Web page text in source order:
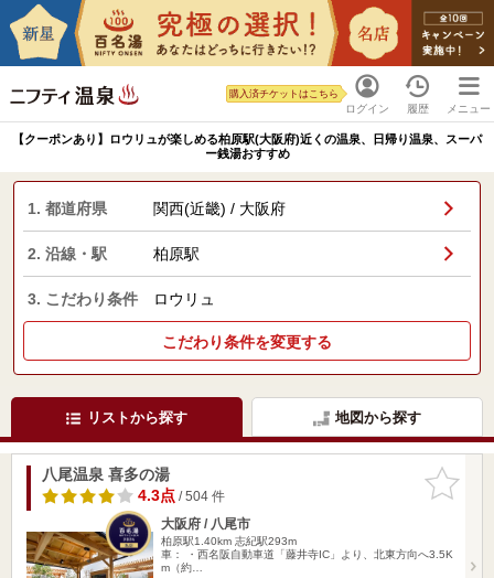
ログイン
購入済チケットはこちら
履歴 メニュー
【クーポンあり】ロウリュが楽しめる柏原駅(大阪府)近くの温泉、日帰り温泉、スーパ
ー銭湯おすすめ
1. 都道府県 関西(近畿) / 大阪府
2. 沿線・駅 柏原駅
3. こだわり条件 ロウリュ
こだわり条件を変更する
リストから探す 地図から探す
お気に入
りに追加
八尾温泉 喜多の湯
4.3点/ 504 件
大阪府 / 八尾市
柏原駅1.40km 志紀駅293m
車： ・西名阪自動車道「藤井寺IC」より、北東方向へ3.5K
m（約…